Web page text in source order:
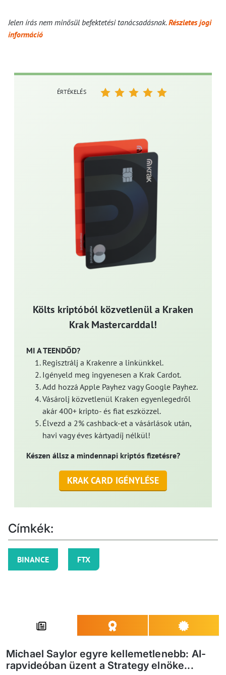
Jelen írás nem minősül befektetési tanácsadásnak.Részletes jogi
információ
Költs kriptóból közvetlenül a Kraken
Krak Mastercarddal!
MI A TEENDŐD?
Regisztrálj a Krakenre a linkünkkel.
Igényeld meg ingyenesen a Krak Cardot.
Add hozzá Apple Payhez vagy Google Payhez.
Vásárolj közvetlenül Kraken egyenlegedről
akár 400+ kripto- és fiat eszközzel.
Élvezd a 2% cashback-et a vásárlások után,
havi vagy éves kártyadíj nélkül!
Készen állsz a mindennapi kriptós fizetésre?
KRAK CARD IGÉNYLÉSE
ÉRTÉKELÉS
Címkék:
BINANCE FTX
Michael Saylor egyre kellemetlenebb: AI-
rapvideóban üzent a Strategy elnöke...